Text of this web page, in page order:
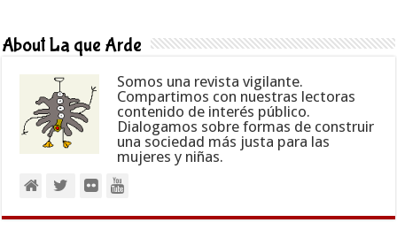
About La que Arde
Somos una revista vigilante.
Compartimos con nuestras lectoras
contenido de interés público.
Dialogamos sobre formas de construir
una sociedad más justa para las
mujeres y niñas.